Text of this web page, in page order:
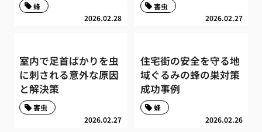
2026.02.28
蜂
2026.02.27
害虫
室内で足首ばかりを虫
に刺される意外な原因
と解決策
2026.02.27
害虫
住宅街の安全を守る地
域ぐるみの蜂の巣対策
成功事例
2026.02.26
蜂